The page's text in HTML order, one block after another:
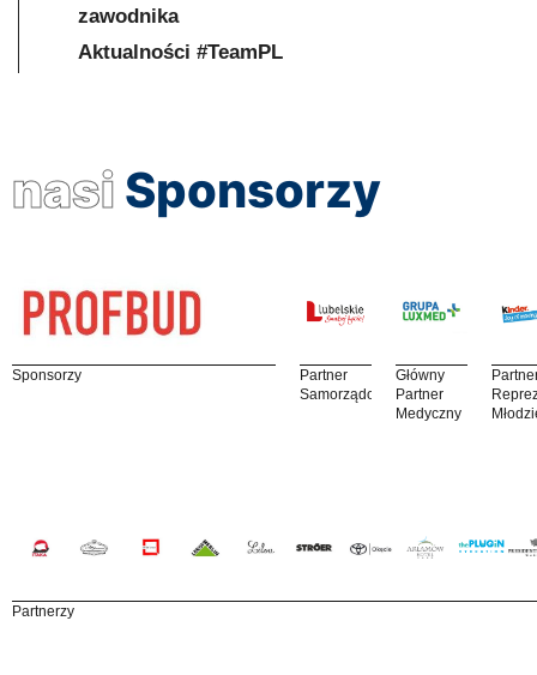
zawodnika
Aktualności #TeamPL
nasi Sponsorzy
Sponsorzy
Partner
Samorządowy
Główny
Partner
Medyczny
Partnerzy